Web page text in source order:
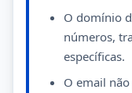
O domínio
números,
específicas.
O email